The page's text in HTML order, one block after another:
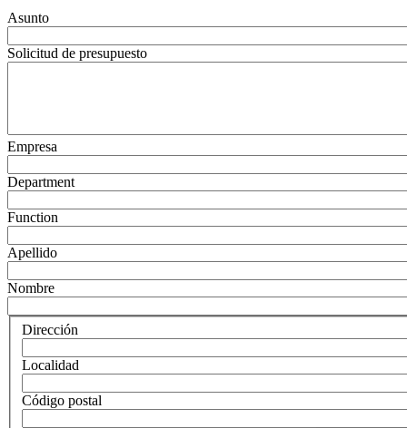
Asunto
Solicitud de presupuesto
Empresa
Department
Function
Apellido
Nombre
Dirección
Localidad
Código postal